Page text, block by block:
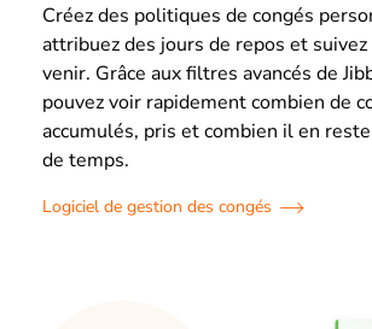
Créez des politiques de congés
attribuez des jours de repos et suivez
venir. Grâce aux filtres avancés de
pouvez voir rapidement combien de
accumulés, pris et combien il en
de temps.
Logiciel de gestion des congés